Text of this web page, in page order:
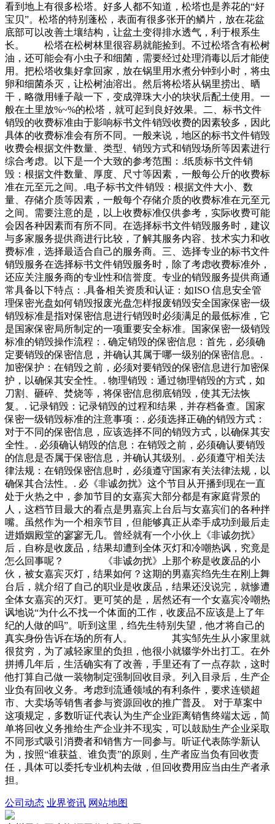
看到地上有很多松塔。好多人都不知道，松塔也是养花的“好
宝贝”。松塔的特别蓬松，表面有很多张开的鳞片，放在花盆
底部可以改善土壤结构，让盆土变得排水透气，利于根系生
长。 松塔在松树林里很容易就能捡到。不过松塔含有松树
油，还可能会有小虫子和细菌，需要经过处理消毒以后才能使
用。把松塔收集好拿回家，放在锅里用水煮分钟到小时，将虫
卵和细菌杀灭，让松树油溶出。然后将松塔从锅里捞出、晒
干，略微用锤子敲一下，变成弹珠大小的块状后配土使用。一
般在土里放%~%的松塔，就可起到良好效果。二、标书文件
销毁的收费标准由于影响标书文件销毁收费的因素较多，因此
具体的收费标准会有所不同。一般来说，地区的标书文件销毁
收费会根据文件数量、类型、销毁方式和销毁场所等因素进行
综合考虑。以下是一个大致的参考范围：.纸质标书文件销
毁：根据文件数量、厚度、尺寸等因素，一般每公斤的收费标
准在元至元之间。.电子标书文件销毁：根据文件大小、数
量、存储介质等因素，一般每个存储介质的收费标准在元至元
之间。需要注意的是，以上收费标准仅供参考，实际收费可能
会因各种因素而有所不同。在选择标书文件销毁服务时，建议
与多家服务提供商进行比较，了解其服务内容、技术实力和收
费标准，选择最适合自己的服务商。三、选择专业的标书文件
销毁服务在选择标书文件销毁服务时，除了考虑收费标准外，
还应关注服务商的专业性和信誉度。专业的销毁服务提供商通
常具备以下特点：.具备相关资质和认证：如ISO 信息安全管
理保密光盘如何销毁报废光盘怎样报废销毁安全国家保密一级
销毁标准是指对保密信息进行销毁时必须满足的最低标准，它
是国家保密局所制定的一项重要安全标准。国家保密一级销毁
标准的销毁操作流程：. 确定销毁的保密信息：首先，必须确
定要销毁的保密信息，并确认其属于哪一级别的保密信息。.
加密保护：在销毁之前，必须对要销毁的保密信息进行加密保
护，以确保其安全性。. 物理销毁：通过物理销毁的方式，如
刀割、砸碎、焚烧等，将保密信息彻底销毁，使其无法恢
复。. 记录销毁：记录销毁的过程和结果，并存档备查。国家
保密一级销毁标准的注意事项：. 必须选择正确的销毁方式：
对于不同的保密信息，应该选择不同的销毁方式，以确保其安
全性。. 必须确认销毁的信息：在销毁之前，必须确认要销毁
的信息是否属于保密信息，并确认其级别。. 必须遵守相关法
律法规：在销毁保密信息时，必须遵守国家有关法律法规，以
确保其合法性。. 必《非诚勿扰》这个节目从开播到现在一直
处于火热之中，参加节目的女嘉宾大部分都是有家庭背景的
人，这档节目最大的看点是男嘉宾上台后与女嘉宾们的各种拌
嘴。虽然作为一个相亲节目，但能够真正从牵手成功到最后走
进婚姻殿堂的寥寥无几。曾经就有一个小伙上《非诚勿扰》
后，自称是收废品，结果却遭到全体灭灯和冷嘲热讽，究竟是
怎么回事呢？ 《非诚勿扰》上那个称是收废品的小
伙，被女嘉宾灭灯，结果如何？这期的男嘉宾绉先生在刚上舞
台后，就介绍了自己的职业是收废品，结果还没说完，就惨遭
全体女嘉宾的灭灯。更可笑的是，居然还有一个女嘉宾冷嘲热
讽地说“为什么不找一个体面的工作，收废品不应该是上了年
纪的人做的吗”。听到这里，绉先生特别失望，他才将自己的
真实身份告诉在场的所有人。 其实邹先生从小家里就
很贫穷，为了减轻家里的负担，他很小就辍学外出打工。在外
拼搏几年后，生活确实有了改善，手里还有了一点存款，这时
他打算自己做一装物制定强制回收目录。列入目录后，生产企
业负有回收义务。考虑到流通领域的有利条件，要求连锁超
市、大卖场等销售者参与资源回收的推广普及。 对于草案中
这项规定，多数听证代表认为生产企业距离销售终端太远，简
单将回收义务推给生产企业并不现实，可以鼓励生产企业采取
不同形式吸引消费者和销售方一同参与。听证代表陈学新认
为，按照“谁获益、谁负责”的原则，生产者应当负有回收责
任，具体可以委托专业机构去做，但回收费用应当由生产者承
担。
公司动态 业界资讯 网站地图